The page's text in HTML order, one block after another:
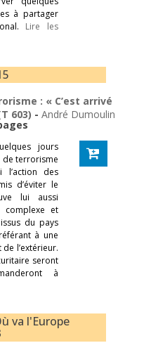
à partager
Lire les
: « C’est arrivé
603) - André Dumoulin
jours
de terrorisme
l’action des
d’éviter le
lui aussi
complexe et
du pays
à une
l’extérieur.
seront
à
va l'Europe